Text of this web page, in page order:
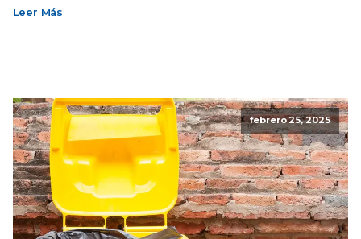
Leer Más
febrero 25, 2025